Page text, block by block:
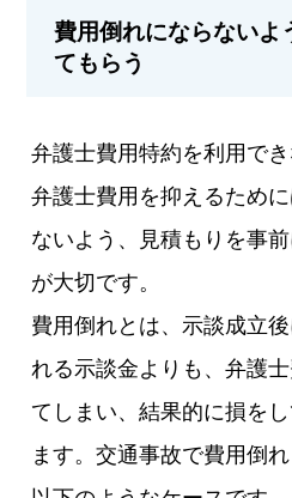
費用倒れにならないよ
てもらう
弁護士費用特約を利用で
弁護士費用を抑えるため
ないよう、見積もりを事
が大切です。
費用倒れとは、示談成立
れる示談金よりも、弁護
てしまい、結果的に損を
ます。交通事故で費用倒